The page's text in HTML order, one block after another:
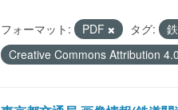
フォーマット: PDF タグ:
Creative Commons Attribution